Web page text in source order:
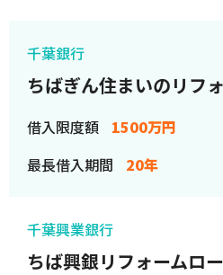
千葉銀行
ちばぎん住まいのリフ
借入限度額
1500万円
最長借入期間
20年
千葉興業銀行
ちば興銀リフォームロ